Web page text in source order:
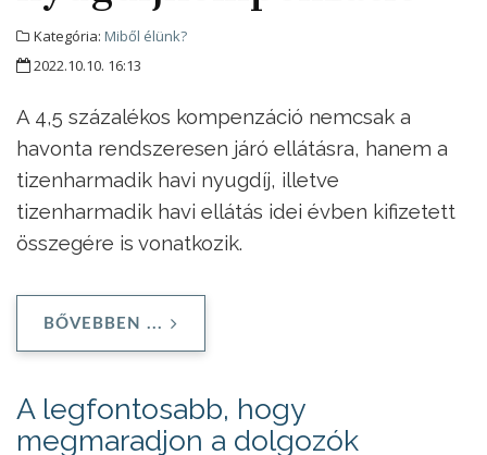
Kategória: Miből élünk?
2022.10.10. 16:13
A 4,5 százalékos kompenzáció nemcsak a
havonta rendszeresen járó ellátásra, hanem a
tizenharmadik havi nyugdíj, illetve
tizenharmadik havi ellátás idei évben kifizetett
összegére is vonatkozik.
BŐVEBBEN ...
A legfontosabb, hogy
megmaradjon a dolgozók